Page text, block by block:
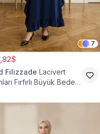
7
Filizzade Lacivert
Fırfırlı Büyük Beden